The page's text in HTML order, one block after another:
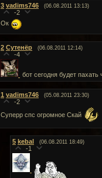
3 vadims746 (06.08.2011 13:13)
-2
Ок
2 Сутенёр (06.08.2011 12:14)
-4
бот сегодня будет пахать
1 vadims746 (05.08.2011 23:30)
-2
Суперр спс огромное Скай
5 kebal (06.08.2011 18:49)
-1